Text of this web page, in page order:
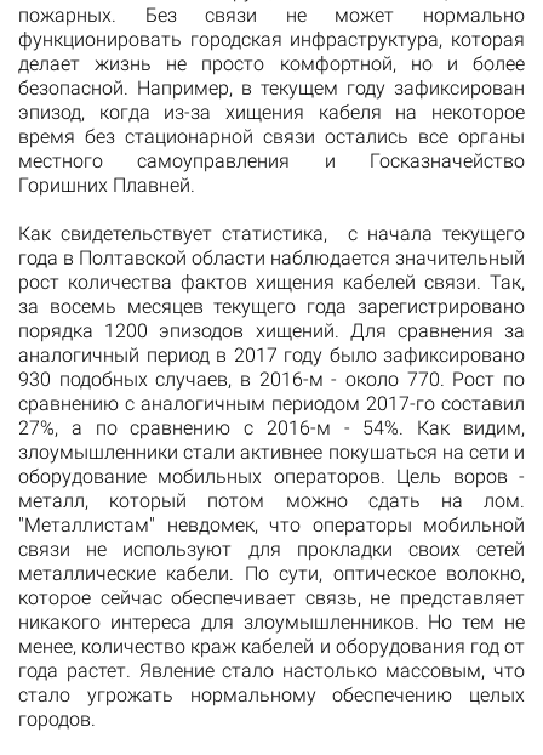
пожарных. Без связи не может нормально
функционировать городская инфраструктура, которая
делает жизнь не просто комфортной, но и более
безопасной. Например, в текущем году зафиксирован
эпизод, когда из-за хищения кабеля на некоторое
время без стационарной связи остались все органы
местного самоуправления и Госказначейство
Горишних Плавней.
Как свидетельствует статистика, с начала текущего
года в Полтавской области наблюдается значительный
рост количества фактов хищения кабелей связи. Так,
за восемь месяцев текущего года зарегистрировано
порядка 1200 эпизодов хищений. Для сравнения за
аналогичный период в 2017 году было зафиксировано
930 подобных случаев, в 2016-м - около 770. Рост по
сравнению с аналогичным периодом 2017-го составил
27%, а по сравнению с 2016-м - 54%. Как видим,
злоумышленники стали активнее покушаться на сети и
оборудование мобильных операторов. Цель воров -
металл, который потом можно сдать на лом.
"Металлистам" невдомек, что операторы мобильной
связи не используют для прокладки своих сетей
металлические кабели. По сути, оптическое волокно,
которое сейчас обеспечивает связь, не представляет
никакого интереса для злоумышленников. Но тем не
менее, количество краж кабелей и оборудования год от
года растет. Явление стало настолько массовым, что
стало угрожать нормальному обеспечению целых
городов.